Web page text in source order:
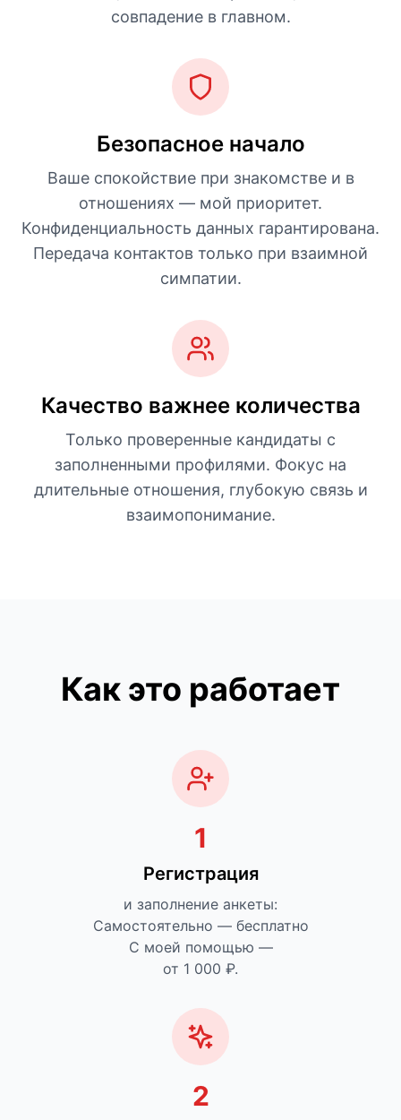
совпадение в главном.
Безопасное начало
Ваше спокойствие при знакомстве и в
отношениях — мой приоритет.
Конфиденциальность данных гарантирована.
Передача контактов только при взаимной
симпатии.
Качество важнее количества
Только проверенные кандидаты с
заполненными профилями. Фокус на
длительные отношения, глубокую связь и
взаимопонимание.
Как это работает
1
Регистрация
и заполнение анкеты:
Самостоятельно — бесплатно
С моей помощью —
от 1 000 ₽.
2